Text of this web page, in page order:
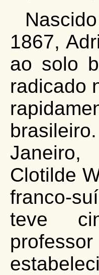
1867,
ao solo
radicado
Clotilde
franco-
teve